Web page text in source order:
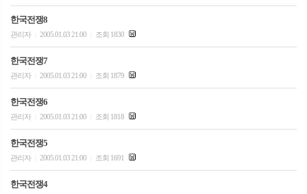
한국전쟁8
관리자 2005.01.03 21:00 조회 1830
한국전쟁7
관리자 2005.01.03 21:00 조회 1879
한국전쟁6
관리자 2005.01.03 21:00 조회 1818
한국전쟁5
관리자 2005.01.03 21:00 조회 1691
한국전쟁4